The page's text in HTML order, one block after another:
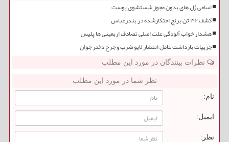
اسامی ژل های بدون مجوز شستشوی پوست
کشف ۱۹۲ تن برنج احتکارشده در بندرعباس
هشدار خواب آلودگی علت اصلی تصادف اربعینی ها پلیس
جزییات بازداشت عامل انتشار لایو ضرب و جرح دختر جوان
نظرات بینندگان در مورد این مطلب
نظر شما در مورد این مطلب
نام:
ایمیل:
نظر: